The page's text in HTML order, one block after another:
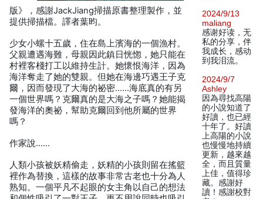
版》，感謝JackJiang掃描原書整理製作，並
提供掃描檔。譯者葉昀。
少女小螺十五歲，住在島上濱海的一個漁村。
父親遭遇海難，母親因此鎮日恍惚，她只能在
村裡客棧打工以維持生計。她懷恨海洋，因為
海洋奪走了她的雙親。但她在海邊巧遇王子克
爾，因而發現了大海的祕密……海底真的有另
一個世界嗎？克爾真的是大海之子嗎？她能揭
發海洋的奧祕，幫助克爾回到他所屬的世界
嗎？
作家說......
人類小孩被妖精偷走，妖精的小孩則留在搖籃
裡作為替換，這樣的故事非常古老也十分為人
熟知。一個平凡不起眼的女主角以自己的想法
2024/9/13
maliang
感谢好读，无
私的分享，伴
我成长，感动
到我泪流。
2024/9/7
Ashley
因為尋找高陽
的小說知道了
好讀，也已經
十年了。好讀
上高陽的小說
也慢慢地持續
更新，越來越
全，而且質量
上佳，值得珍
藏。感謝好
讀！感謝校對